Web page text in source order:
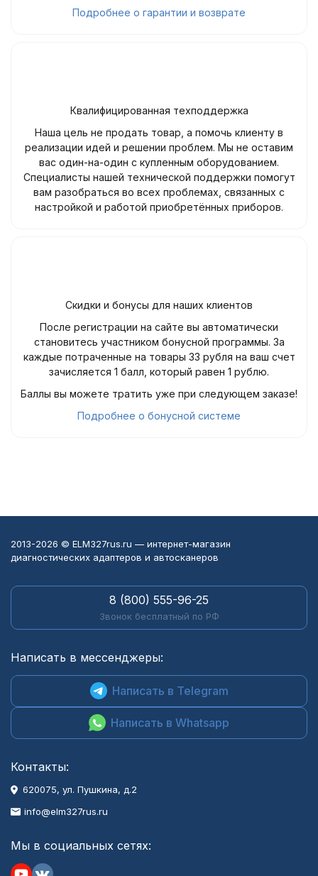
Подробнее о гарантии и возврате
Квалифицированная техподдержка
Наша цель не продать товар, а помочь клиенту в
реализации идей и решении проблем. Мы не оставим
вас один-на-один с купленным оборудованием.
Специалисты нашей технической поддержки помогут
вам разобраться во всех проблемах, связанных с
настройкой и работой приобретённых приборов.
Скидки и бонусы для наших клиентов
После регистрации на сайте вы автоматически
становитесь участником бонусной программы. За
каждые потраченные на товары 33 рубля на ваш счет
зачисляется 1 балл, который равен 1 рублю.
Баллы вы можете тратить уже при следующем заказе!
Подробнее о бонусной системе
2013-2026 © ELM327rus.ru — интернет-магазин
диагностических адаптеров и автосканеров
8 (800) 555-96-25
Звонок бесплатный по РФ
Написать в мессенджеры:
Написать в Telegram
Написать в Whatsapp
Контакты:
620075, ул. Пушкина, д.2
info@elm327rus.ru
Мы в социальных сетях: